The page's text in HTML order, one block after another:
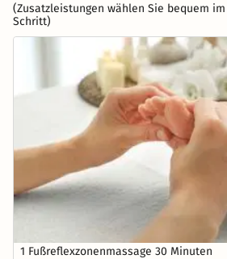
(Zusatzleistungen wählen Sie bequem
Schritt)
1 Fußreflexzonenmassage 30 Minuten